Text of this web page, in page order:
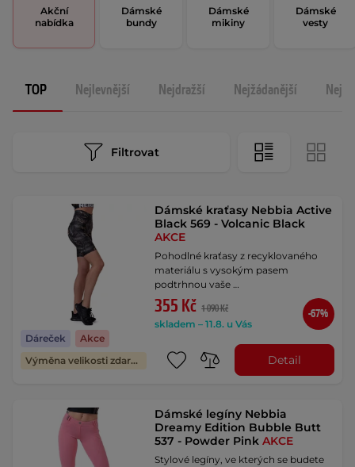
Akční
nabídka
Dámské
bundy
Dámské
mikiny
Dámské
vesty
TOP Nejlevnější Nejdražší Nejžádanější
Filtrovat
Dáreček
Akce
Výměna velikosti zdarma
Dámské kraťasy Nebbia Active
Black 569 - Volcanic Black
AKCE
Pohodlné kraťasy z recyklovaného
materiálu s vysokým pasem
podtrhnou vaše …
355 Kč 1 090 Kč
skladem – 11.8. u Vás
-67%
Detail
Dámské legíny Nebbia
Dreamy Edition Bubble Butt
537 - Powder PinkAKCE
Stylové legíny, ve kterých se budete